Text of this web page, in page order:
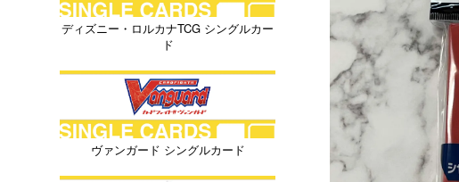
ディズニー・ロルカナTCG シングルカー
ド
ヴァンガード シングルカード